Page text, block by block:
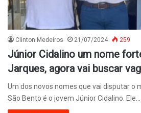
Clinton Medeiros 21/07/2024 259
Júnior Cidalino um nome
Jarques, agora vai buscar
Um dos novos nomes que vai disputar o
São Bento é o jovem Júnior Cidalino. Ele…